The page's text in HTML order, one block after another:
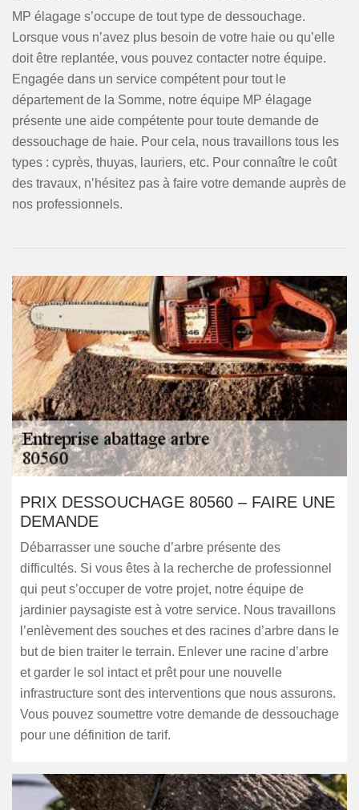
MP élagage s’occupe de tout type de dessouchage.
Lorsque vous n’avez plus besoin de votre haie ou qu’elle
doit être replantée, vous pouvez contacter notre équipe.
Engagée dans un service compétent pour tout le
département de la Somme, notre équipe MP élagage
présente une aide compétente pour toute demande de
dessouchage de haie. Pour cela, nous travaillons tous les
types : cyprès, thuyas, lauriers, etc. Pour connaître le coût
des travaux, n’hésitez pas à faire votre demande auprès de
nos professionnels.
PRIX DESSOUCHAGE 80560 – FAIRE UNE
DEMANDE
Débarrasser une souche d’arbre présente des
difficultés. Si vous êtes à la recherche de professionnel
qui peut s’occuper de votre projet, notre équipe de
jardinier paysagiste est à votre service. Nous travaillons
l’enlèvement des souches et des racines d’arbre dans le
but de bien traiter le terrain. Enlever une racine d’arbre
et garder le sol intact et prêt pour une nouvelle
infrastructure sont des interventions que nous assurons.
Vous pouvez soumettre votre demande de dessouchage
pour une définition de tarif.